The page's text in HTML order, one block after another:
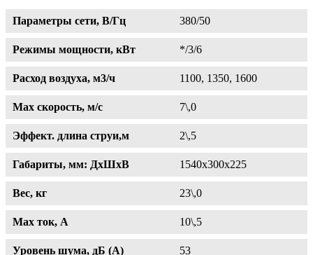
Параметры сети, В/Гц 380/50
Режимы мощности, кВт */3/6
Расход воздуха, м3/ч 1100, 1350, 1600
Max скорость, м/с 7\,0
Эффект. длина струи,м 2\,5
Габариты, мм: ДхШхВ 1540х300х225
Вес, кг 23\,0
Max ток, A 10\,5
Уровень шума, дБ (А) 53